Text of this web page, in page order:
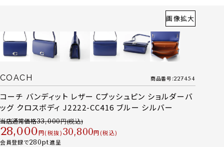
画像拡大
COACH 商品番号 227454
コーチ バンディット レザー Cプッシュピン ショルダーバ
ッグ クロスボディ J2222-CC416 ブルー シルバー
当店通常価格33,000
28,000 税抜 30,800
税込
会員登録で280 進呈